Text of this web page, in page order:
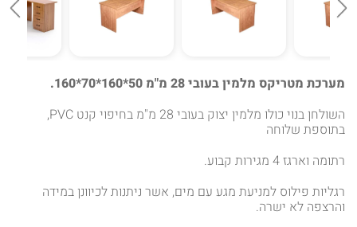
מערכת מטריקס מלמין בעובי 28 מ"מ 50*160*70*160.
השולחן בנוי כולו מלמין יצוק בעובי 28 מ"מ בחיפוי קנט PVC,
בתוספת שלוחה
רתומה וארגז 4 מגירות קבוע.
רגליות פילוס למניעת מגע עם מים, אשר ניתנות לכיוונן במידה
והרצפה לא ישרה.